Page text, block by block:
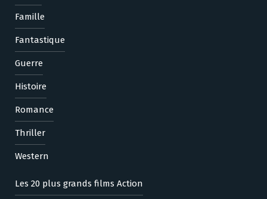
Famille
Fantastique
Guerre
Histoire
Romance
Thriller
Western
Les 20 plus grands films Action